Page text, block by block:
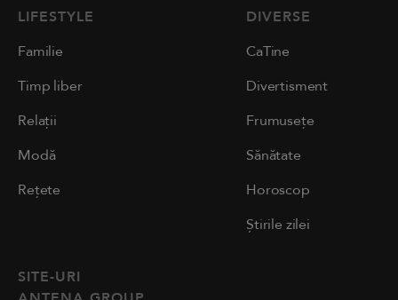
LIFESTYLE
Familie
Timp liber
Relații
Modă
Rețete
DIVERSE
CaTine
Divertisment
Frumusețe
Sănătate
Horoscop
Știrile zilei
SITE-URI